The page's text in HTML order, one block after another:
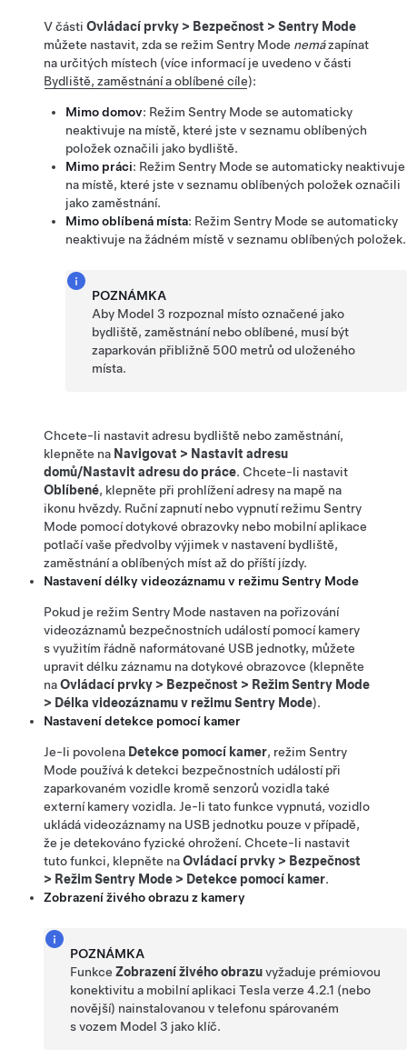
V části Ovládací prvky > Bezpečnost > Sentry Mode
můžete nastavit, zda se režim Sentry Mode nemázapínat
na určitých místech (více informací je uvedeno v části
Bydliště, zaměstnání a oblíbené cíle):
Mimo domov: Režim Sentry Mode se automaticky
neaktivuje na místě, které jste v seznamu oblíbených
položek označili jako bydliště.
Mimo práci: Režim Sentry Mode se automaticky neaktivuje
na místě, které jste v seznamu oblíbených položek označili
jako zaměstnání.
Mimo oblíbená místa: Režim Sentry Mode se automaticky
neaktivuje na žádném místě v seznamu oblíbených položek.
POZNÁMKA
Aby Model 3 rozpoznal místo označené jako
bydliště, zaměstnání nebo oblíbené, musí být
zaparkován přibližně 500 metrů od uloženého
místa.
Chcete-li nastavit adresu bydliště nebo zaměstnání,
klepněte na Navigovat > Nastavit adresu
domů/Nastavit adresu do práce. Chcete-li nastavit
Oblíbené, klepněte při prohlížení adresy na mapě na
ikonu hvězdy. Ruční zapnutí nebo vypnutí režimu Sentry
Mode pomocí dotykové obrazovky nebo mobilní aplikace
potlačí vaše předvolby výjimek v nastavení bydliště,
zaměstnání a oblíbených míst až do příští jízdy.
Nastavení délky videozáznamu v režimu Sentry Mode
Pokud je režim Sentry Mode nastaven na pořizování
videozáznamů bezpečnostních událostí pomocí kamery
s využitím řádně naformátované USB jednotky, můžete
upravit délku záznamu na dotykové obrazovce (klepněte
naOvládací prvky > Bezpečnost > Režim Sentry Mode
> Délka videozáznamu v režimu Sentry Mode).
Nastavení detekce pomocí kamer
Je-li povolena Detekce pomocí kamer, režim Sentry
Mode používá k detekci bezpečnostních událostí při
zaparkovaném vozidle kromě senzorů vozidla také
externí kamery vozidla. Je-li tato funkce vypnutá, vozidlo
ukládá videozáznamy na USB jednotku pouze v případě,
že je detekováno fyzické ohrožení. Chcete-li nastavit
tuto funkci, klepněte naOvládací prvky > Bezpečnost
> Režim Sentry Mode > Detekce pomocí kamer.
Zobrazení živého obrazu z kamery
POZNÁMKA
FunkceZobrazení živého obrazuvyžaduje prémiovou
konektivitu a mobilní aplikaci Tesla verze4.2.1 (nebo
novější) nainstalovanou v telefonu spárovaném
s vozem Model 3 jako klíč.